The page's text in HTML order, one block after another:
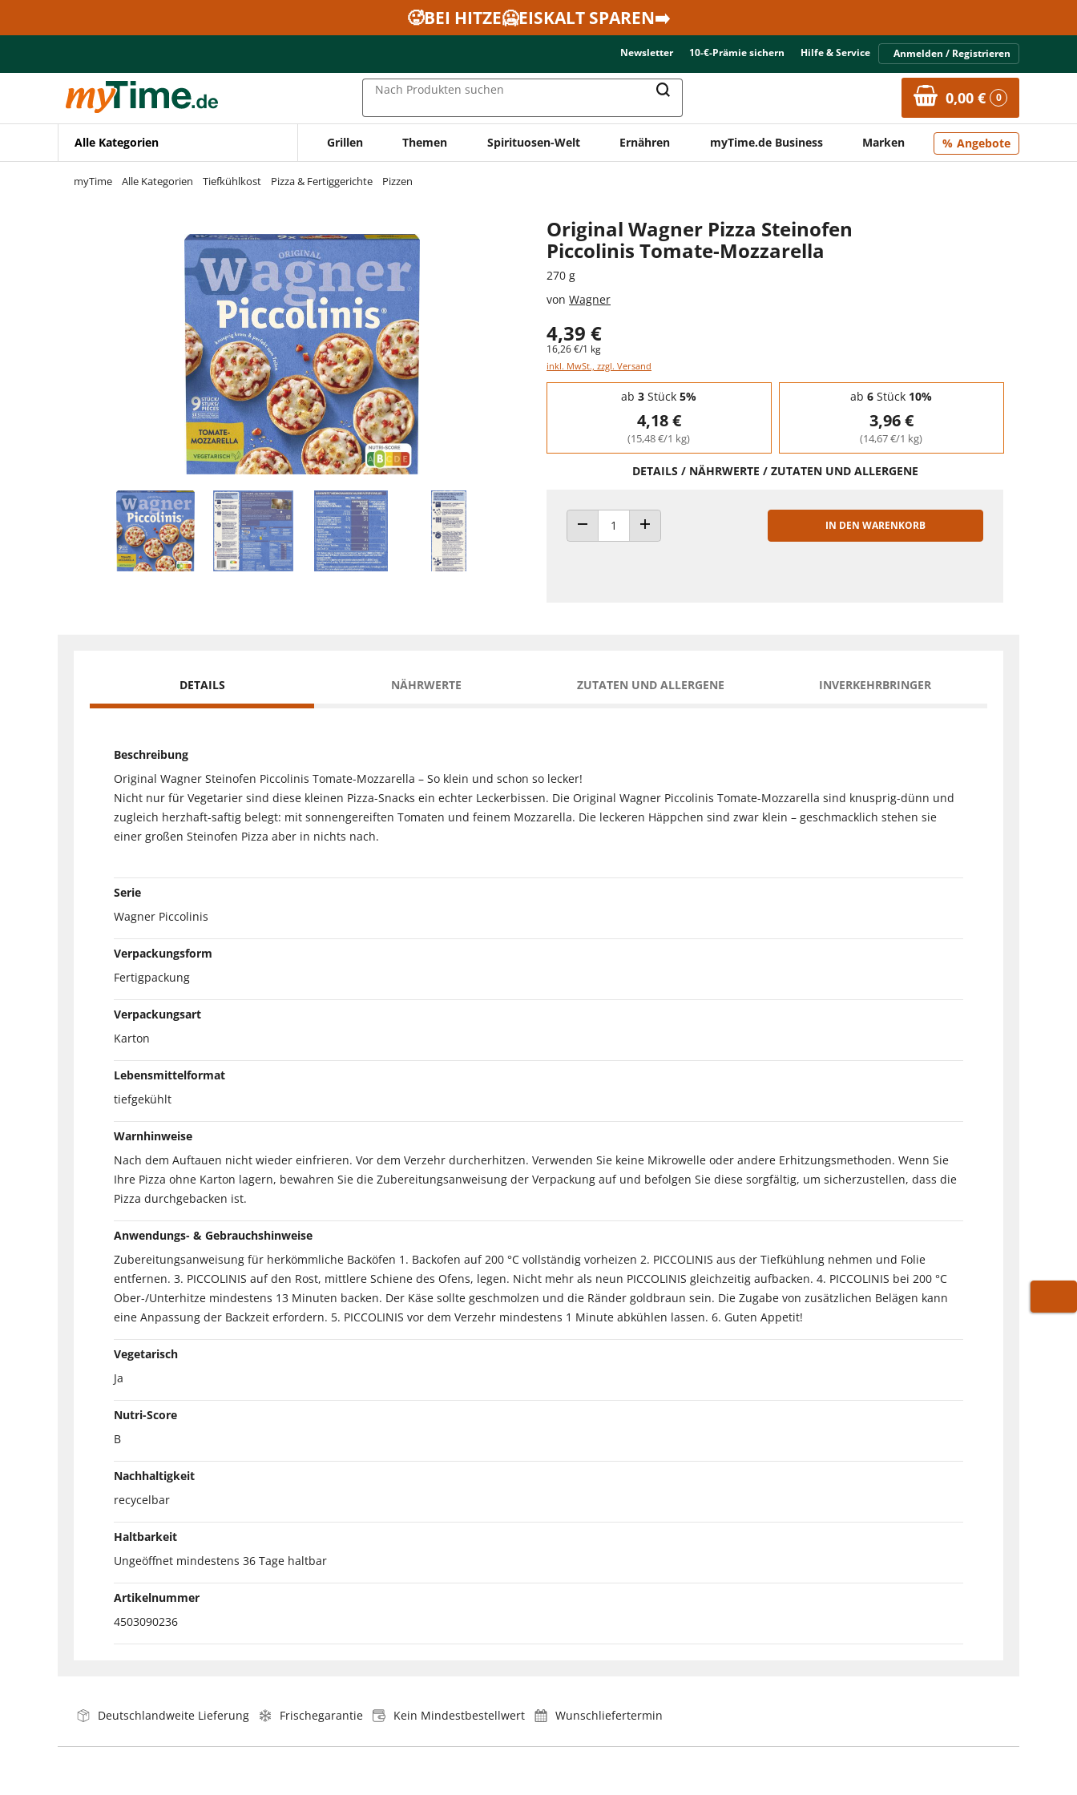
Zur Navigation springen
🥵BEI HITZE🥶EISKALT SPAREN➡️
Newsletter 10-€-Prämie sichern Hilfe & Service Anmelden / Registrieren
Nach Produkten suchen 0,00 € 0
Alle Kategorien Grillen Themen Spirituosen-Welt Ernähren myTime.de Business Marken Angebote
myTime Alle Kategorien Tiefkühlkost Pizza & Fertiggerichte Pizzen
Original Wagner Pizza Steinofen
Piccolinis Tomate-Mozzarella
270 g
von Wagner
4,39 €
16,26 €/1 kg
inkl. MwSt., zzgl. Versand
Staffelpreise - Mengenrabatt
ab 3 Stück 5%
4,18 €
(15,48 €/1 kg)
ab 6 Stück 10%
3,96 €
(14,67 €/1 kg)
DETAILS / NÄHRWERTE / ZUTATEN UND ALLERGENE
ANZAHL VERRINGERNANZAHL ERHÖHEN
IN DEN WARENKORB
DETAILS NÄHRWERTE ZUTATEN UND ALLERGENE INVERKEHRBRINGER
Beschreibung
Original Wagner Steinofen Piccolinis Tomate-Mozzarella – So klein und schon so lecker!
Nicht nur für Vegetarier sind diese kleinen Pizza-Snacks ein echter Leckerbissen. Die Original Wagner Piccolinis Tomate-Mozzarella sind knusprig-dünn und
zugleich herzhaft-saftig belegt: mit sonnengereiften Tomaten und feinem Mozzarella. Die leckeren Häppchen sind zwar klein – geschmacklich stehen sie
einer großen Steinofen Pizza aber in nichts nach.
Serie
Wagner Piccolinis
Verpackungsform
Fertigpackung
Verpackungsart
Karton
Lebensmittelformat
tiefgekühlt
Warnhinweise
Nach dem Auftauen nicht wieder einfrieren. Vor dem Verzehr durcherhitzen. Verwenden Sie keine Mikrowelle oder andere Erhitzungsmethoden. Wenn Sie
Ihre Pizza ohne Karton lagern, bewahren Sie die Zubereitungsanweisung der Verpackung auf und befolgen Sie diese sorgfältig, um sicherzustellen, dass die
Pizza durchgebacken ist.
Anwendungs- & Gebrauchshinweise
Zubereitungsanweisung für herkömmliche Backöfen 1. Backofen auf 200 °C vollständig vorheizen 2. PICCOLINIS aus der Tiefkühlung nehmen und Folie
entfernen. 3. PICCOLINIS auf den Rost, mittlere Schiene des Ofens, legen. Nicht mehr als neun PICCOLINIS gleichzeitig aufbacken. 4. PICCOLINIS bei 200 °C
Ober-/Unterhitze mindestens 13 Minuten backen. Der Käse sollte geschmolzen und die Ränder goldbraun sein. Die Zugabe von zusätzlichen Belägen kann
eine Anpassung der Backzeit erfordern. 5. PICCOLINIS vor dem Verzehr mindestens 1 Minute abkühlen lassen. 6. Guten Appetit!
Vegetarisch
Ja
Nutri-Score
B
Nachhaltigkeit
recycelbar
Haltbarkeit
Ungeöffnet mindestens 36 Tage haltbar
Artikelnummer
4503090236
Deutschlandweite Lieferung Frischegarantie Kein Mindestbestellwert Wunschliefertermin